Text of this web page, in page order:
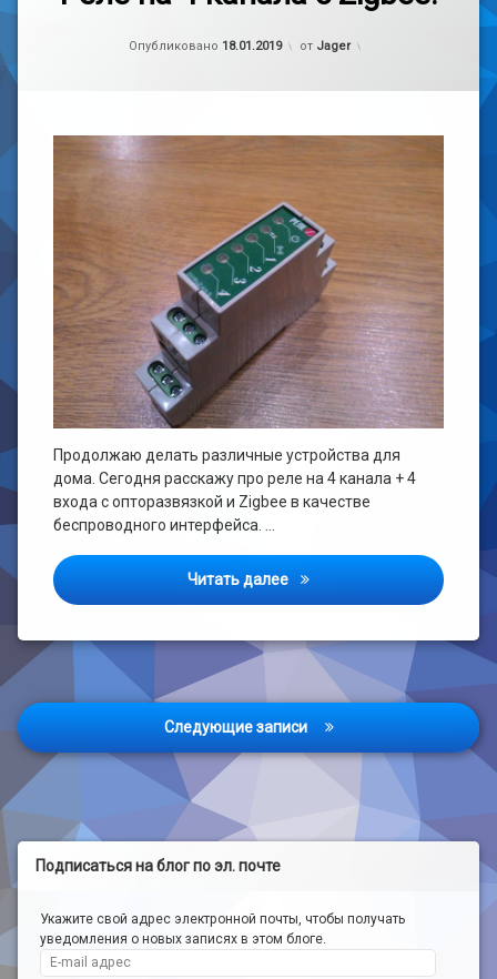
Опубликовано 18.01.2019
Обновлено на
от Jager
Продолжаю делать различные устройства для
дома. Сегодня расскажу про реле на 4 канала + 4
входа с опторазвязкой и Zigbee в качестве
беспроводного интерфейса. …
Читать далее Реле на 4 канала с Zigbee.
Самоделка
Zigbee.
Навигация
по
записям
Следующие записи
Подписаться на блог по эл. почте
Укажите свой адрес электронной почты, чтобы получать
уведомления о новых записях в этом блоге.
E-mail адрес